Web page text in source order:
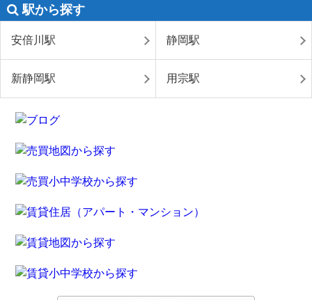
駅から探す
安倍川駅 静岡駅
新静岡駅 用宗駅